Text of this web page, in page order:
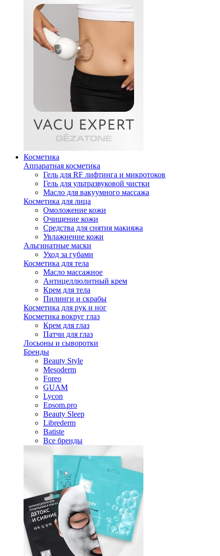
Косметика
Аппаратная косметика
Гель для RF лифтинга и микротоков
Гель для ультразвуковой чистки
Масло для вакуумного массажа
Косметика для лица
Омоложение кожи
Очищение кожи
Средства для снятия макияжа
Увлажнение кожи
Альгинатные маски
Уход за губами
Косметика для тела
Масло массажное
Антицеллюлитный крем
Крем для тела
Пилинги и скрабы
Косметика для рук и ног
Косметика вокруг глаз
Крем для глаз
Патчи для глаз
Лосьоны и сыворотки
Бренды
Beauty Style
Mesoderm
Foreo
GUAM
Lycon
Epsom.pro
Beauty Sleep
Librederm
Batiste
Все бренды